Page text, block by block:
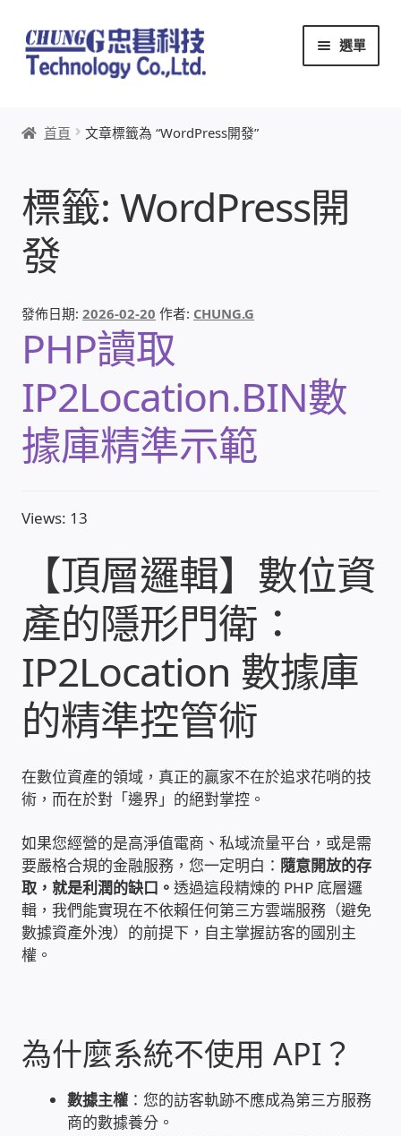
跳
至
導
列
跳
至
主
內
選單
本站文章導覽
本站AI文字客服
創辦人:林慶忠
頭份獅子會
竹南百齡扶輪社
收費標準依據
網路建置規劃維修-實績案例
弱電工程-實績案例
監視器安裝維修-實績案例
自動控制PLC專案設計-實績案例
雲端儲值型電表
電子鎖安裝-實績案例
電腦資訊-實績案例
聯絡我們
徵 伙伴
首頁 文章標籤為 “WordPress開發”
標籤:WordPress開
發
發佈日期:2026-02-20 作者: CHUNG.G
PHP讀取
IP2Location.BIN數
據庫精準示範
Views: 13
【頂層邏輯】數位資
產的隱形門衛：
IP2Location 數據庫
的精準控管術
在數位資產的領域，真正的贏家不在於追求花哨的技
術，而在於對「邊界」的絕對掌控。
如果您經營的是高淨值電商、私域流量平台，或是需
要嚴格合規的金融服務，您一定明白： 隨意開放的存
取，就是利潤的缺口。透過這段精煉的 PHP 底層邏
輯，我們能實現在不依賴任何第三方雲端服務（避免
數據資產外洩）的前提下，自主掌握訪客的國別主
權。
為什麼系統不使用 API？
數據主權 ：您的訪客軌跡不應成為第三方服務
商的數據養分。